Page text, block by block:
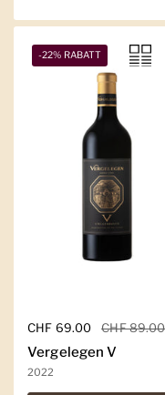
Regulärer Preis
CHF 69.00 Sale-Preis
CHF 89.00
Vergelegen V
2022
-22% RABATT